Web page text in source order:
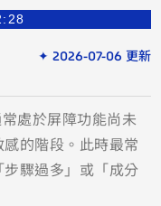
✦ 2026-07-06 更新
處於屏障功能尚未
的階段。此時最常
驟過多」或「成分